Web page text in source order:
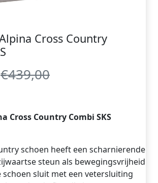
Cross Country
€439,00
Cross Country Combi SKS
schoen heeft een scharnierende
steun als bewegingsvrijheid
schoen sluit met een vetersluiting